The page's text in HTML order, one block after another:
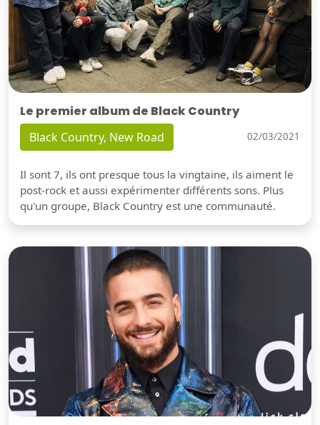
Le premier album de Black Country
Black Country, New Road 02/03/2021
Il sont 7, ils ont presque tous la vingtaine, ils aiment le
post-rock et aussi expérimenter différents sons. Plus
qu'un groupe, Black Country est une communauté.